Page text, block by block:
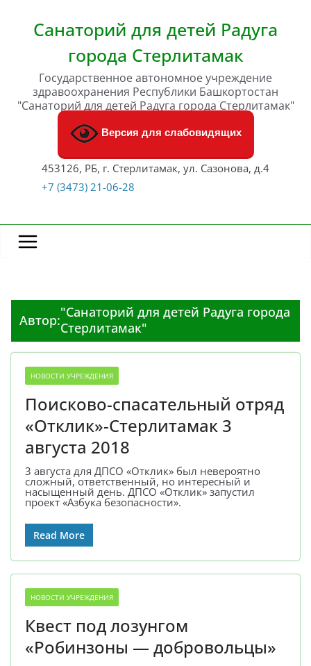
содержимомуСанаторий для детей Радуга
города Стерлитамак
Государственное автономное учреждение
здравоохранения Республики Башкортостан
"Санаторий для детей Радуга города Стерлитамак"
Версия для слабовидящих
453126, РБ, г. Стерлитамак, ул. Сазонова, д.4
+7 (3473) 21-06-28
Автор:"Санаторий для детей Радуга города
Стерлитамак"
НОВОСТИ УЧРЕЖДЕНИЯ
Поисково-спасательный отряд
«Отклик»-Стерлитамак 3
августа 2018
3 августа для ДПСО «Отклик» был невероятно
сложный, ответственный, но интересный и
насыщенный день. ДПСО «Отклик» запустил
проект «Азбука безопасности».
Read More
НОВОСТИ УЧРЕЖДЕНИЯ
Квест под лозунгом
«Робинзоны — добровольцы»